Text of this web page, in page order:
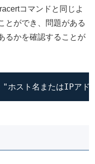
コマンドと同じよ
とができ、問題がある
るかを確認することが
スト名またはIP